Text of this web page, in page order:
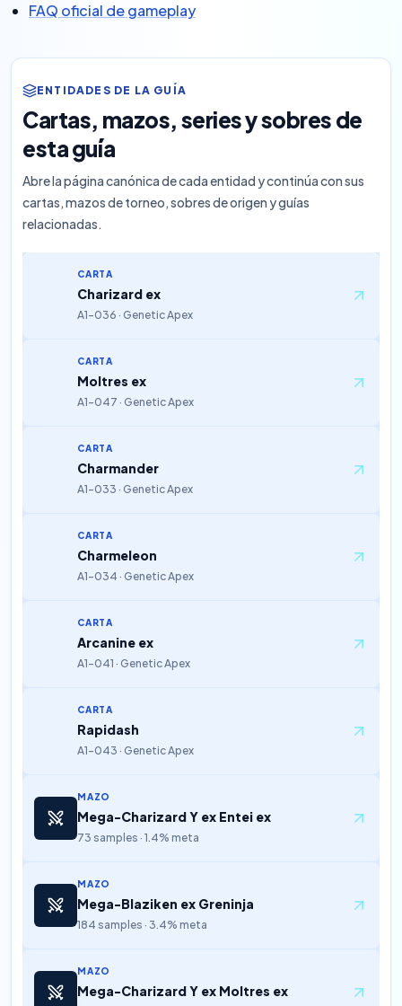
FAQ oficial de gameplay
ENTIDADES DE LA GUÍA
Cartas, mazos, series y sobres de
esta guía
Abre la página canónica de cada entidad y continúa con sus
cartas, mazos de torneo, sobres de origen y guías
relacionadas.
CARTA
Charizard ex
A1-036 · Genetic Apex
CARTA
Moltres ex
A1-047 · Genetic Apex
CARTA
Charmander
A1-033 · Genetic Apex
CARTA
Charmeleon
A1-034 · Genetic Apex
CARTA
Arcanine ex
A1-041 · Genetic Apex
CARTA
Rapidash
A1-043 · Genetic Apex
MAZO
Mega-Charizard Y ex Entei ex
73 samples · 1.4% meta
MAZO
Mega-Blaziken ex Greninja
184 samples · 3.4% meta
MAZO
Mega-Charizard Y ex Moltres ex